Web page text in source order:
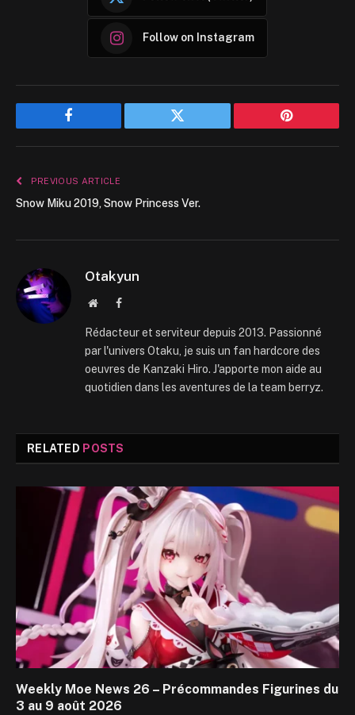
Follow on Instagram
Facebook Twitter Pinterest
PREVIOUS ARTICLE
Snow Miku 2019, Snow Princess Ver.
Otakyun
WebsiteFacebook
Rédacteur et serviteur depuis 2013. Passionné
par l'univers Otaku, je suis un fan hardcore des
oeuvres de Kanzaki Hiro. J'apporte mon aide au
quotidien dans les aventures de la team berryz.
RELATED POSTS
Weekly Moe News 26 – Précommandes Figurines du
3 au 9 août 2026